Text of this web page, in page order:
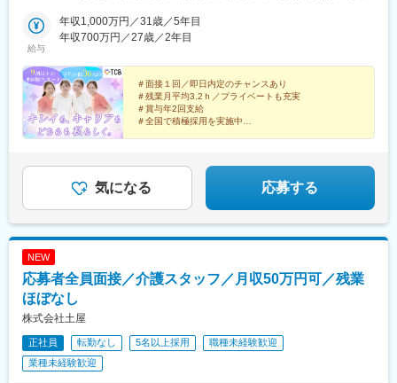
横浜院、大宮東口院、水戸院、つくば院、宇都宮院、高崎院、前
橋院 など【中部】名古屋駅前院 、名古屋栄院、金山院、岐阜
院、長野院、松本院、山梨甲府駅前院 など【近畿】梅田大阪駅
前院、大阪阪急梅田駅前院、枚方院、天王寺院、堺院、なんば
院、心斎橋院、京都駅前院、奈良院、和歌山院、四日市院 など
【中四国】広島院、福山院、松山院、高松院、高知院、徳島院、
松江院、周南徳山駅ビル院 など【九州・沖縄】小倉院、佐賀
煙対策】屋内原則禁煙
浜駅、横浜駅、川崎駅、藤沢駅、本厚木駅、大宮駅(埼玉県)、川口
駅、川越駅、南越谷駅、宇都宮駅、水戸駅、つくば駅、千葉駅、
駅、さっぽろ駅、あおば通駅、福島駅(福島県)、郡山駅(福島県)、
青森駅、盛岡駅、山形駅、秋田駅、矢場町駅、近鉄名古屋駅、金
山駅(愛知県)、豊田市駅、駅前大通駅、名鉄岐阜駅、静岡駅、新浜
松駅、三島広小路駅、長野駅、松本駅、北鉄金沢駅、新潟駅、近
鉄四日市駅、電鉄富山駅、福井駅、甲府駅、東梅田駅、大阪難波
前駅、西梅田駅、心斎橋駅、京都駅、烏丸駅、三ノ宮駅、姫路
駅、近鉄奈良駅、和歌山駅、草津駅(滋賀県)、徳山駅、立町駅、福
山駅、松江駅、片原町駅(香川県)、松山市駅、蓮池町通駅、徳島
八王子駅、高輪台駅、奥沢駅、神奈川駅、平沼橋駅、京急川崎
駅、石上駅、新越谷駅、宇都宮駅東口駅、新千葉駅、栄町駅(千葉
県)、船橋駅、札幌駅、仙台駅(地下鉄)、曽根田駅、栄駅(愛知県)、
浜松駅、三島田町駅、市役所前駅(長野県)、金沢駅、あすなろう四
日市駅、電鉄富山駅・エスタ前駅、福井駅(福井県)、大阪梅田駅
(阪神線)、なんば駅(地下鉄)、高槻駅、梅田駅(地下鉄)、宮之阪
給与
年収1,000万円／31歳／5年目
年収700万円／27歳／2年目
＃面接１回／即日内定のチャンスあり
＃残業月平均3.2ｈ／プライベートも充実
＃賞与年2回支給
＃全国で積極採用を実施中
スよく実現できます！
気になる 応募する
NEW
応募者全員面接／介護スタッフ／月収50万円可／残業
ほぼなし
株式会社土屋
正社員 転勤なし 5名以上採用
職種未経験歓迎
業種未経験歓迎